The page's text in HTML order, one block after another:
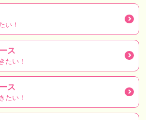
い！
ス
たい！
ス
たい！